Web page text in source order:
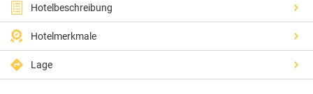
Hotelbeschreibung
Hotelmerkmale
Lage